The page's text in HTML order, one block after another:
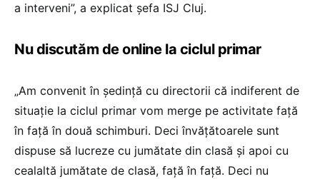
a interveni”, a explicat șefa ISJ Cluj.
Nu discutăm de online la ciclul primar
„Am convenit în ședință cu directorii că indiferent de
situație la ciclul primar vom merge pe activitate față
în față în două schimburi. Deci învățătoarele sunt
dispuse să lucreze cu jumătate din clasă și apoi cu
cealaltă jumătate de clasă, față în față. Deci nu